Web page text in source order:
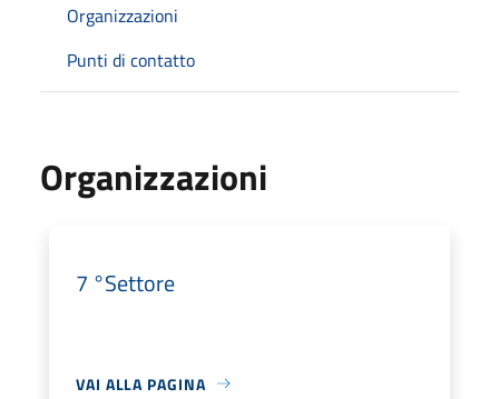
Organizzazioni
Punti di contatto
Organizzazioni
7 °Settore
VAI ALLA PAGINA